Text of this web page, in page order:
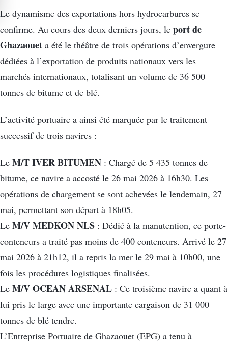
Le dynamisme des exportations hors hydrocarbures se
confirme. Au cours des deux derniers jours, le port de
Ghazaouet a été le théâtre de trois opérations d’envergure
dédiées à l’exportation de produits nationaux vers les
marchés internationaux, totalisant un volume de 36 500
tonnes de bitume et de blé.
L’activité portuaire a ainsi été marquée par le traitement
successif de trois navires :
Le M/T IVER BITUMEN : Chargé de 5 435 tonnes de
bitume, ce navire a accosté le 26 mai 2026 à 16h30. Les
opérations de chargement se sont achevées le lendemain, 27
mai, permettant son départ à 18h05.
Le M/V MEDKON NLS : Dédié à la manutention, ce porte-
conteneurs a traité pas moins de 400 conteneurs. Arrivé le 27
mai 2026 à 21h12, il a repris la mer le 29 mai à 10h00, une
fois les procédures logistiques finalisées.
Le M/V OCEAN ARSENAL : Ce troisième navire a quant à
lui pris le large avec une importante cargaison de 31 000
tonnes de blé tendre.
L’Entreprise Portuaire de Ghazaouet (EPG) a tenu à